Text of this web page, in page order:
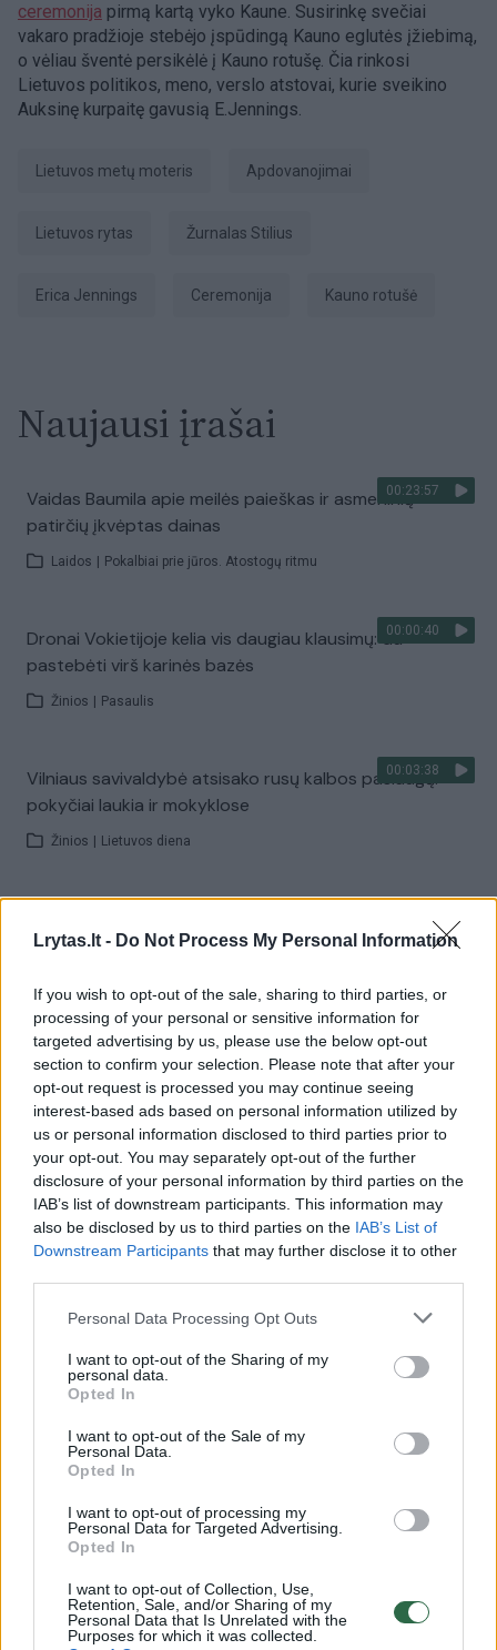
Lrytas.lt - Do Not Process My Personal Information
If you wish to opt-out of the sale, sharing to third parties, or
processing of your personal or sensitive information for
targeted advertising by us, please use the below opt-out
section to confirm your selection. Please note that after your
opt-out request is processed you may continue seeing
interest-based ads based on personal information utilized by
us or personal information disclosed to third parties prior to
your opt-out. You may separately opt-out of the further
disclosure of your personal information by third parties on the
IAB’s list of downstream participants. This information may
also be disclosed by us to third parties on the IAB’s List of
Downstream Participants that may further disclose it to other
Personal Data Processing Opt Outs
I want to opt-out of the Sharing of my
personal data.
Opted In
I want to opt-out of the Sale of my
Personal Data.
Opted In
I want to opt-out of processing my
Personal Data for Targeted Advertising.
Opted In
I want to opt-out of Collection, Use,
Retention, Sale, and/or Sharing of my
Personal Data that Is Unrelated with the
Purposes for which it was collected.
ceremonija pirmą kartą vyko Kaune. Susirinkę svečiai
vakaro pradžioje stebėjo įspūdingą Kauno eglutės įžiebimą,
o vėliau šventė persikėlė į Kauno rotušę. Čia rinkosi
Lietuvos politikos, meno, verslo atstovai, kurie sveikino
Auksinę kurpaitę gavusią E.Jennings.
Lietuvos metų moteris apdovanojimai
Lietuvos rytas žurnalas Stilius
Erica Jennings ceremonija Kauno rotušė
Naujausi įrašai
00:23:57
Vaidas Baumila apie meilės paieškas ir asmeninių
patirčių įkvėptas dainas
Laidos Pokalbiai prie jūros. Atostogų ritmu
00:00:40
Dronai Vokietijoje kelia vis daugiau klausimų: du
pastebėti virš karinės bazės
Žinios Pasaulis
00:03:38
Vilniaus savivaldybė atsisako rusų kalbos paslaugų:
pokyčiai laukia ir mokyklose
Žinios Lietuvos diena
Prancūzijoje sustabdytas gaisro plitimas: dėl karščių
pavojus dar neišnyko
Visi įrašai
Žiūrimiausi įrašai
00:00:30
Vaizdai iš tragiškos avarijos Vilniaus r.: dviejų moterų ir
vaiko gyvybių išgelbėti nepavyko
00:00:57
Savaitės vidurys nusimato karštas: temperatūra kils iki
32 laipsnių šilumos
Žinios | Orai
00:15:54
V. Zalužno pasisakymą laiko bandymu įsitvirtinti
Ukrainos politikoje: jis yra neteisus
Laidos Nauja diena